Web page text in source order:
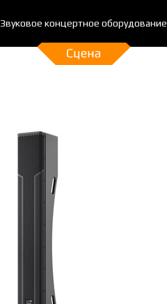
Звуковое концертное оборудование